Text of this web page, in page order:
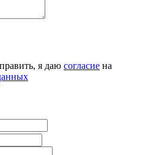
я даю согласие на